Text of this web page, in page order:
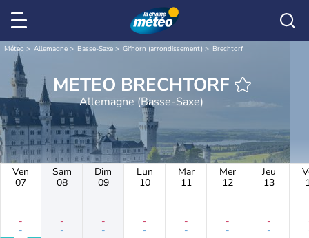
Météo Allemagne Basse-Saxe Gifhorn (arrondissement) Brechtorf
METEO BRECHTORF
Allemagne (Basse-Saxe)
Ven
07
-
-
Sam
08
-
-
Dim
09
-
-
Lun
10
-
-
Mar
11
-
-
Mer
12
-
-
Jeu
13
-
-